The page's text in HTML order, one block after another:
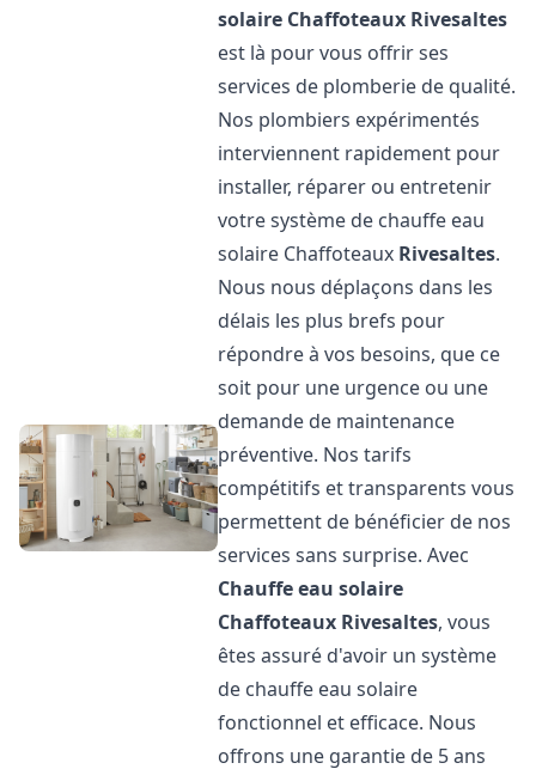
solaire Chaffoteaux Rivesaltes
est là pour vous offrir ses
services de plomberie de qualité.
Nos plombiers expérimentés
interviennent rapidement pour
installer, réparer ou entretenir
votre système de chauffe eau
solaire Chaffoteaux Rivesaltes.
Nous nous déplaçons dans les
délais les plus brefs pour
répondre à vos besoins, que ce
soit pour une urgence ou une
demande de maintenance
préventive. Nos tarifs
compétitifs et transparents vous
permettent de bénéficier de nos
services sans surprise. Avec
Chauffe eau solaire
Chaffoteaux Rivesaltes, vous
êtes assuré d'avoir un système
de chauffe eau solaire
fonctionnel et efficace. Nous
offrons une garantie de 5 ans